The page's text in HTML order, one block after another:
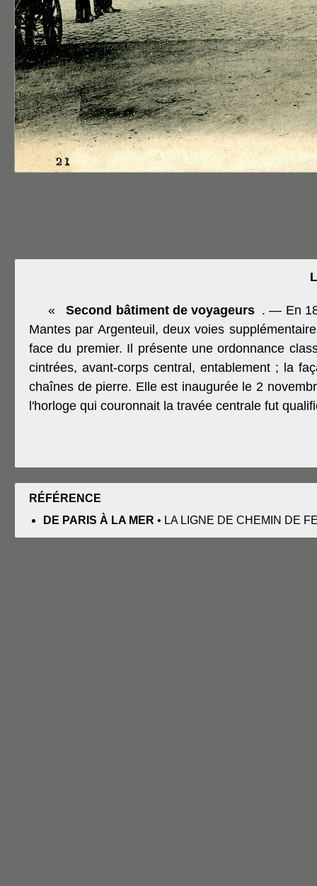
« Second bâtiment de voyageurs . — En
Mantes par Argenteuil, deux voies
face du premier. Il présente une ordonnance
cintrées, avant-corps central, entablement ; la
chaînes de pierre. Elle est inaugurée le 2
l'horloge qui couronnait la travée centrale fut
RÉFÉRENCE
DE PARIS À LA MER • LA LIGNE DE CHEMIN DE